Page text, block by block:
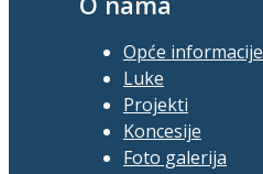
Opće informacije
Luke
Projekti
Koncesije
Foto galerija